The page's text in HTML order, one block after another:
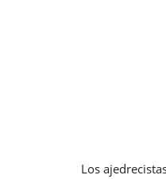
Los